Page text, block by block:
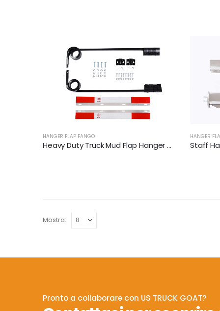
HANGER FLAP FANGO
Heavy Duty Truck Mud Flap Hanger Set | XKJ-MFH-S3C
HANGER
Mostra:
Pronto a collaborare con US TRUCK GOAT?